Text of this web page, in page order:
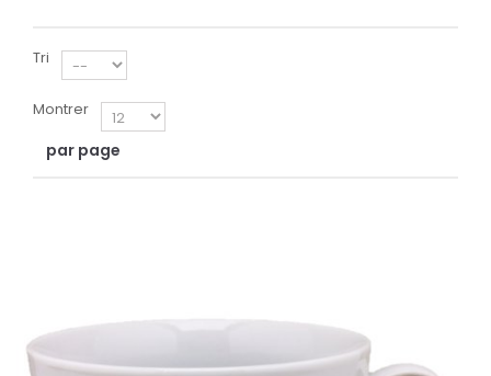
Tri
Montrer
par page